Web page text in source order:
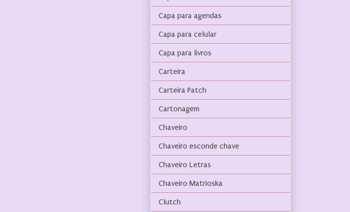
Capa para agendas
Capa para celular
Capa para livros
Carteira
Carteira Patch
Cartonagem
Chaveiro
Chaveiro esconde chave
Chaveiro Letras
Chaveiro Matrioska
Clutch